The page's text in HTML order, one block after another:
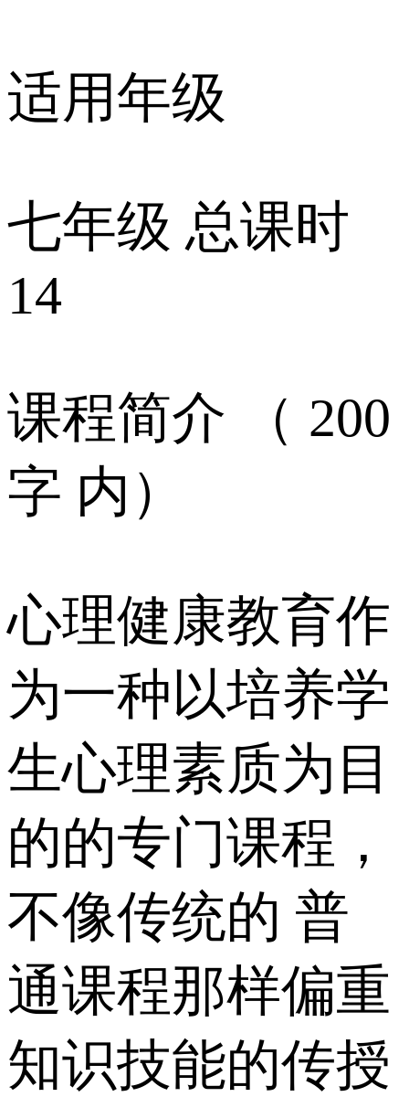
适用年级
七年级 总课时
14
课程简介 （ 200
字 内）
心理健康教育作
为一种以培养学
生心理素质为目
的的专门课程，
不像传统的 普
通课程那样偏重
知识技能的传授